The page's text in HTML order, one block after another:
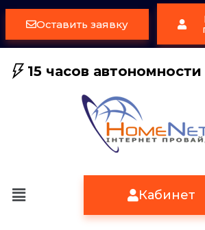
Оставить заявку
15 часов автономности
Кабинет